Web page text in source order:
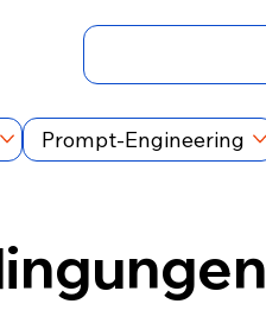
Prompt-Engineering